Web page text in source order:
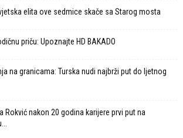
elita ove sedmice skače sa Starog mosta
priču: Upoznajte HD BAKADO
na granicama: Turska nudi najbrži put do ljetnog
Rokvić nakon 20 godina karijere prvi put na